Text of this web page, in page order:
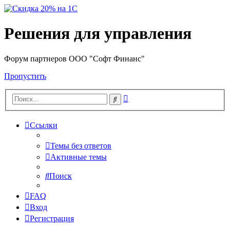
Решения для управления
Форум партнеров ООО "Софт Финанс"
Пропустить
Поиск
Ссылки
Темы без ответов
Активные темы
Поиск
FAQ
Вход
Регистрация